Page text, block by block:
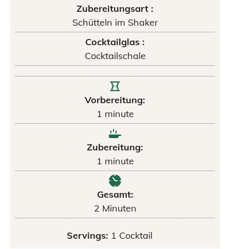
Zubereitungsart :
Schütteln im Shaker
Cocktailglas :
Cocktailschale
Vorbereitung:
1 minute
Zubereitung:
1 minute
Gesamt:
2 Minuten
Servings: 1 Cocktail